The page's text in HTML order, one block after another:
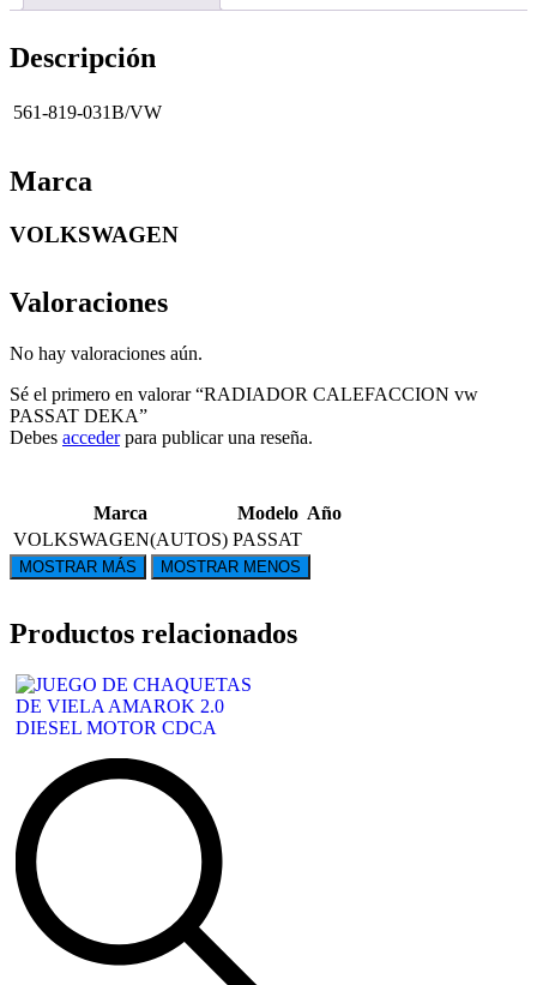
Descripción
561-819-031B/VW
Marca
VOLKSWAGEN
Valoraciones
No hay valoraciones aún.
Sé el primero en valorar “RADIADOR CALEFACCION vw
PASSAT DEKA”
Debes accederpara publicar una reseña.
Marca Modelo Año
VOLKSWAGEN(AUTOS) PASSAT
Productos relacionados